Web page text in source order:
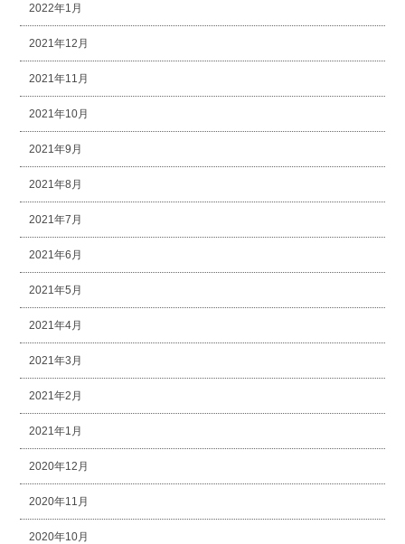
2022年1月
2021年12月
2021年11月
2021年10月
2021年9月
2021年8月
2021年7月
2021年6月
2021年5月
2021年4月
2021年3月
2021年2月
2021年1月
2020年12月
2020年11月
2020年10月